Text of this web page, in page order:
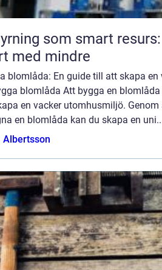
som smart
med mindre
blomlåda: En guide till att skapa
blomlåda Att bygga en
en vacker utomhusmiljö.
en blomlåda kan du skapa en
Albertsson